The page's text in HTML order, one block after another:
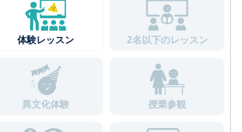
体験レッスン 2名以下のレッスン
異文化体験 授業参観